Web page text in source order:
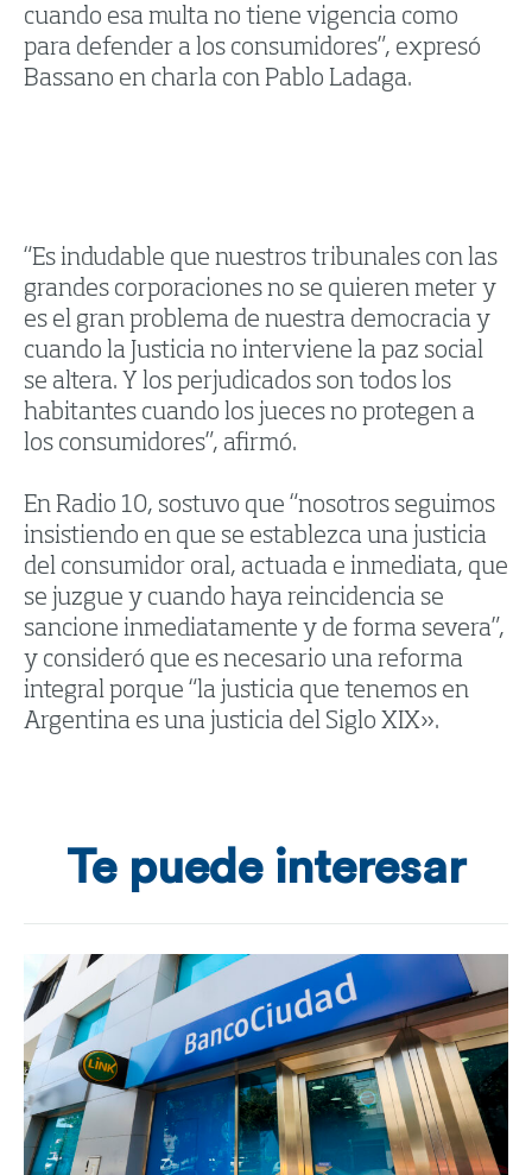
cuando esa multa no tiene vigencia como
para defender a los consumidores”, expresó
Bassano en charla con Pablo Ladaga.
“Es indudable que nuestros tribunales con las
grandes corporaciones no se quieren meter y
es el gran problema de nuestra democracia y
cuando la Justicia no interviene la paz social
se altera. Y los perjudicados son todos los
habitantes cuando los jueces no protegen a
los consumidores”, afirmó.
En Radio 10, sostuvo que “nosotros seguimos
insistiendo en que se establezca una justicia
del consumidor oral, actuada e inmediata, que
se juzgue y cuando haya reincidencia se
sancione inmediatamente y de forma severa”,
y consideró que es necesario una reforma
integral porque “la justicia que tenemos en
Argentina es una justicia del Siglo XIX».
Te puede interesar